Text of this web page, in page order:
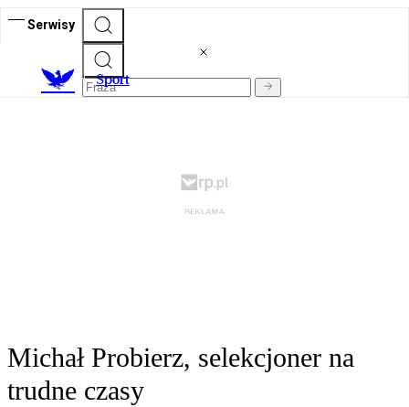
Serwisy
Sport
Michał Probierz, selekcjoner na
trudne czasy